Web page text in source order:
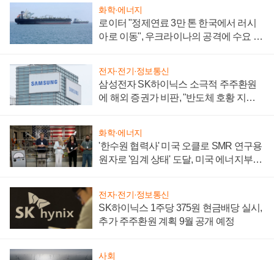
화학·에너지
로이터 "정제연료 3만 톤 한국에서 러시
아로 이동", 우크라이나의 공격에 수요 늘
전자·전기·정보통신
삼성전자 SK하이닉스 소극적 주주환원
에 해외 증권가 비판, "반도체 호황 지속
화학·에너지
'한수원 협력사' 미국 오클로 SMR 연구용
원자로 '임계 상태' 도달, 미국 에너지부
전자·전기·정보통신
SK하이닉스 1주당 375원 현금배당 실시,
추가 주주환원 계획 9월 공개 예정
사회